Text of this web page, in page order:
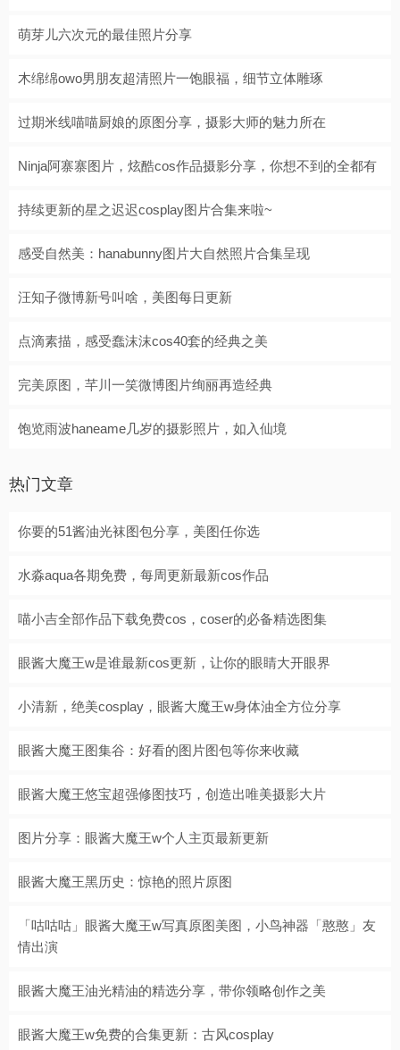
萌芽儿六次元的最佳照片分享
木绵绵owo男朋友超清照片一饱眼福，细节立体雕琢
过期米线喵喵厨娘的原图分享，摄影大师的魅力所在
Ninja阿寨寨图片，炫酷cos作品摄影分享，你想不到的全都有
持续更新的星之迟迟cosplay图片合集来啦~
感受自然美：hanabunny图片大自然照片合集呈现
汪知子微博新号叫啥，美图每日更新
点滴素描，感受蠢沫沫cos40套的经典之美
完美原图，芊川一笑微博图片绚丽再造经典
饱览雨波haneame几岁的摄影照片，如入仙境
热门文章
你要的51酱油光袜图包分享，美图任你选
水淼aqua各期免费，每周更新最新cos作品
喵小吉全部作品下载免费cos，coser的必备精选图集
眼酱大魔王w是谁最新cos更新，让你的眼睛大开眼界
小清新，绝美cosplay，眼酱大魔王w身体油全方位分享
眼酱大魔王图集谷：好看的图片图包等你来收藏
眼酱大魔王悠宝超强修图技巧，创造出唯美摄影大片
图片分享：眼酱大魔王w个人主页最新更新
眼酱大魔王黑历史：惊艳的照片原图
「咕咕咕」眼酱大魔王w写真原图美图，小鸟神器「憨憨」友
情出演
眼酱大魔王油光精油的精选分享，带你领略创作之美
眼酱大魔王w免费的合集更新：古风cosplay